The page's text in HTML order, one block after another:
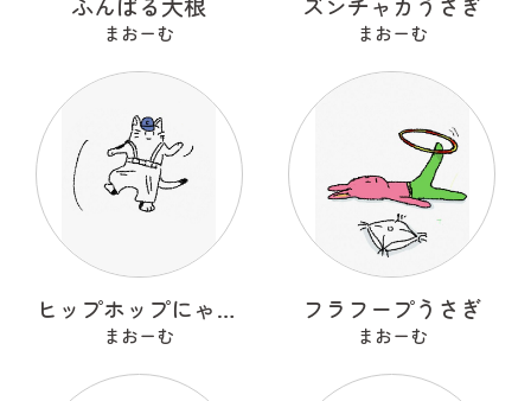
まおーむ まおーむ
ヒップホップにゃんこ
まおーむ
フラフープうさぎ
まおーむ